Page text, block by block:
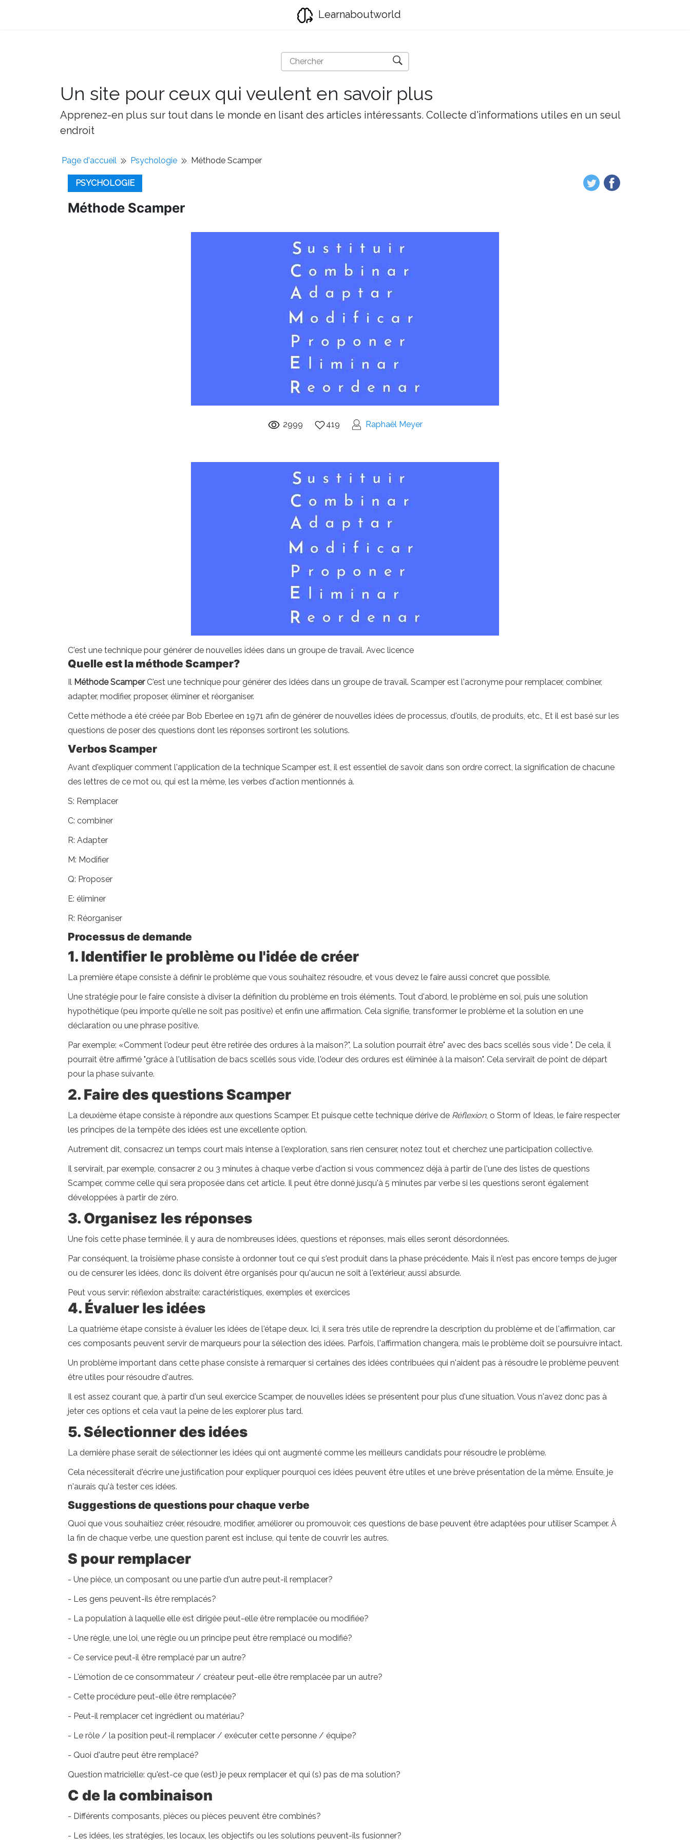
Learnaboutworld
Un site pour ceux qui veulent en savoir plus
Apprenez-en plus sur tout dans le monde en lisant des articles intéressants. Collecte d'informations utiles en un seul
endroit
Page d'accueil Psychologie Méthode Scamper
PSYCHOLOGIE
Méthode Scamper
2999 419 Raphaël Meyer
C'est une technique pour générer de nouvelles idées dans un groupe de travail. Avec licence
Quelle est la méthode Scamper?
Il Méthode ScamperC'est une technique pour générer des idées dans un groupe de travail. Scamper est l'acronyme pour remplacer, combiner,
adapter, modifier, proposer, éliminer et réorganiser.
Cette méthode a été créée par Bob Eberlee en 1971 afin de générer de nouvelles idées de processus, d'outils, de produits, etc., Et il est basé sur les
questions de poser des questions dont les réponses sortiront les solutions.
Verbos Scamper
Avant d'expliquer comment l'application de la technique Scamper est, il est essentiel de savoir, dans son ordre correct, la signification de chacune
des lettres de ce mot ou, qui est la même, les verbes d'action mentionnés à.
S: Remplacer
C: combiner
R: Adapter
M: Modifier
Q: Proposer
E: éliminer
R: Réorganiser
Processus de demande
1. Identifier le problème ou l'idée de créer
La première étape consiste à définir le problème que vous souhaitez résoudre, et vous devez le faire aussi concret que possible.
Une stratégie pour le faire consiste à diviser la définition du problème en trois éléments. Tout d'abord, le problème en soi, puis une solution
hypothétique (peu importe qu'elle ne soit pas positive) et enfin une affirmation. Cela signifie, transformer le problème et la solution en une
déclaration ou une phrase positive.
Par exemple: «Comment l'odeur peut être retirée des ordures à la maison?", La solution pourrait être" avec des bacs scellés sous vide ". De cela, il
pourrait être affirmé "grâce à l'utilisation de bacs scellés sous vide, l'odeur des ordures est éliminée à la maison". Cela servirait de point de départ
pour la phase suivante.
2. Faire des questions Scamper
La deuxième étape consiste à répondre aux questions Scamper. Et puisque cette technique dérive de Réflexion, o Storm of Ideas, le faire respecter
les principes de la tempête des idées est une excellente option.
Autrement dit, consacrez un temps court mais intense à l'exploration, sans rien censurer, notez tout et cherchez une participation collective.
Il servirait, par exemple, consacrer 2 ou 3 minutes à chaque verbe d'action si vous commencez déjà à partir de l'une des listes de questions
Scamper, comme celle qui sera proposée dans cet article. Il peut être donné jusqu'à 5 minutes par verbe si les questions seront également
développées à partir de zéro.
3. Organisez les réponses
Une fois cette phase terminée, il y aura de nombreuses idées, questions et réponses, mais elles seront désordonnées.
Par conséquent, la troisième phase consiste à ordonner tout ce qui s'est produit dans la phase précédente. Mais il n'est pas encore temps de juger
ou de censurer les idées, donc ils doivent être organisés pour qu'aucun ne soit à l'extérieur, aussi absurde.
Peut vous servir: réflexion abstraite: caractéristiques, exemples et exercices
4. Évaluer les idées
La quatrième étape consiste à évaluer les idées de l'étape deux. Ici, il sera très utile de reprendre la description du problème et de l'affirmation, car
ces composants peuvent servir de marqueurs pour la sélection des idées. Parfois, l'affirmation changera, mais le problème doit se poursuivre intact.
Un problème important dans cette phase consiste à remarquer si certaines des idées contribuées qui n'aident pas à résoudre le problème peuvent
être utiles pour résoudre d'autres.
Il est assez courant que, à partir d'un seul exercice Scamper, de nouvelles idées se présentent pour plus d'une situation. Vous n'avez donc pas à
jeter ces options et cela vaut la peine de les explorer plus tard.
5. Sélectionner des idées
La dernière phase serait de sélectionner les idées qui ont augmenté comme les meilleurs candidats pour résoudre le problème.
Cela nécessiterait d'écrire une justification pour expliquer pourquoi ces idées peuvent être utiles et une brève présentation de la même. Ensuite, je
n'aurais qu'à tester ces idées.
Suggestions de questions pour chaque verbe
Quoi que vous souhaitiez créer, résoudre, modifier, améliorer ou promouvoir, ces questions de base peuvent être adaptées pour utiliser Scamper. À
la fin de chaque verbe, une question parent est incluse, qui tente de couvrir les autres.
S pour remplacer
- Une pièce, un composant ou une partie d'un autre peut-il remplacer?
- Les gens peuvent-ils être remplacés?
- La population à laquelle elle est dirigée peut-elle être remplacée ou modifiée?
- Une règle, une loi, une règle ou un principe peut être remplacé ou modifié?
- Ce service peut-il être remplacé par un autre?
- L'émotion de ce consommateur / créateur peut-elle être remplacée par un autre?
- Cette procédure peut-elle être remplacée?
- Peut-il remplacer cet ingrédient ou matériau?
- Le rôle / la position peut-il remplacer / exécuter cette personne / équipe?
- Quoi d'autre peut être remplacé?
Question matricielle: qu'est-ce que (est) je peux remplacer et qui (s) pas de ma solution?
C de la combinaison
- Différents composants, pièces ou pièces peuvent être combinés?
- Les idées, les stratégies, les locaux, les objectifs ou les solutions peuvent-ils fusionner?